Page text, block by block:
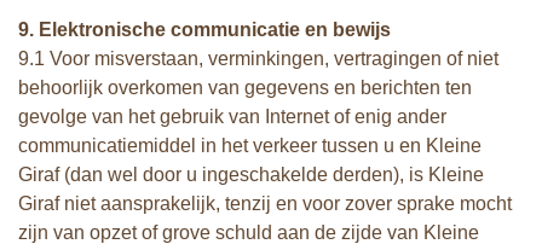
9. Elektronische communicatie en bewijs
9.1 Voor misverstaan, verminkingen, vertragingen of niet
behoorlijk overkomen van gegevens en berichten ten
gevolge van het gebruik van Internet of enig ander
communicatiemiddel in het verkeer tussen u en Kleine
Giraf (dan wel door u ingeschakelde derden), is Kleine
Giraf niet aansprakelijk, tenzij en voor zover sprake mocht
zijn van opzet of grove schuld aan de zijde van Kleine